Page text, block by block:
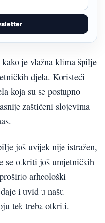
je vlažna klima špilje
djela. Koristeći
koja su se postupno
zaštićeni slojevima
još uvijek nije istražen,
se otkriti još umjetničkih
arheološki
i uvid u našu
tek treba otkriti.